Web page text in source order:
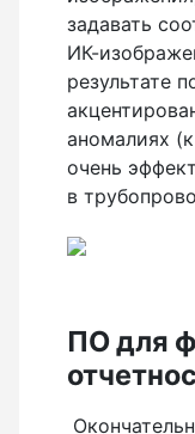
задавать
ИК-
результате
аномалиях
очень
в
ПО для